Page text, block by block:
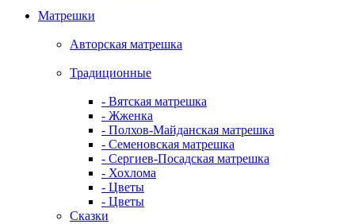
Матрешки
Авторская матрешка
Традиционные
- Вятская матрешка
- Жженка
- Полхов-Майданская матрешка
- Семеновская матрешка
- Сергиев-Посадская матрешка
- Хохлома
- Цветы
- Цветы
Сказки